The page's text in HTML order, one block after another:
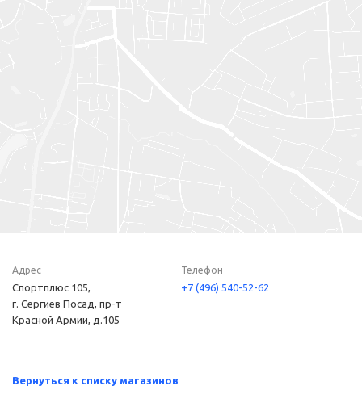
Адрес
Спортплюс 105,
г. Сергиев Посад, пр-т
Красной Армии, д.105
Телефон
+7 (496) 540-52-62
Вернуться к списку магазинов